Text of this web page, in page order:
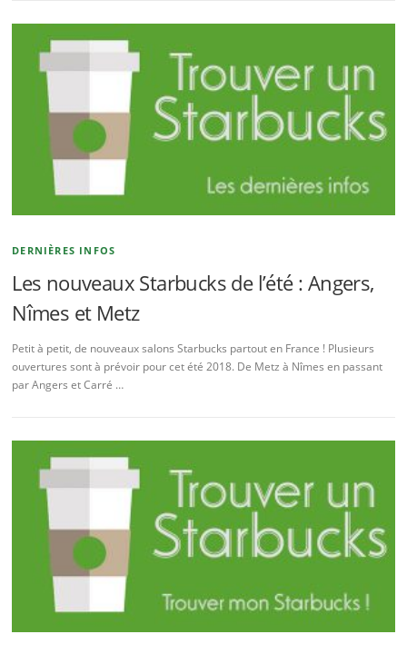
DERNIÈRES INFOS
Les nouveaux Starbucks de l’été : Angers,
Nîmes et Metz
Petit à petit, de nouveaux salons Starbucks partout en France ! Plusieurs
ouvertures sont à prévoir pour cet été 2018. De Metz à Nîmes en passant
par Angers et Carré …